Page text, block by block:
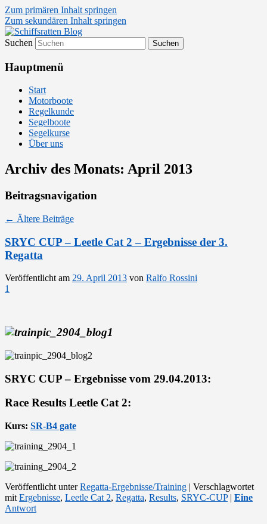
Zum primären Inhalt springen
Zum sekundären Inhalt springen
Schiffsratten Blog
Segelsport in Second Life
Suchen
Hauptmenü
Start
Motorboote
Regelkunde
Segelboote
Segelkurse
Über uns
Archiv des Monats: April 2013
Beitragsnavigation
← Ältere Beiträge
SRYC CUP – Leetle Cat 2 – Ergebnisse der 3.
Regatta
Veröffentlicht am 29. April 2013 von Ralfo Rossini
1
SRYC CUP – Ergebnisse vom 29.04.2013:
Race Results Leetle Cat 2:
Kurs: SR-B4 gate
Veröffentlicht unter Regatta-Ergebnisse/Training | Verschlagwortet
mit Ergebnisse, Leetle Cat 2, Regatta, Results, SRYC-CUP | Eine
Antwort